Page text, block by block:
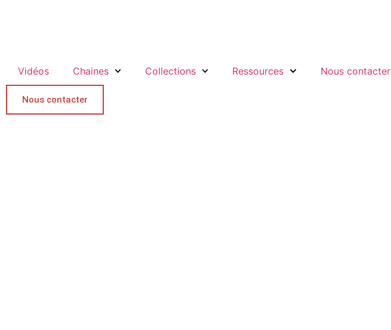
Vidéos Chaines Collections Ressources Nous contacter
Nous contacter